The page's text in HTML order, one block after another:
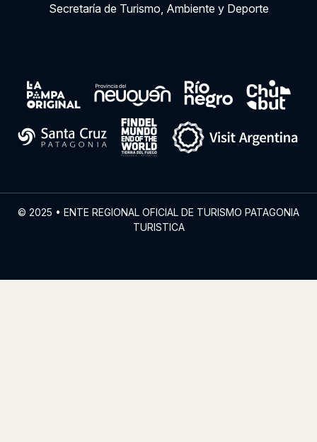
Secretaría de Turismo, Ambiente y Deporte
© 2025 • ENTE REGIONAL OFICIAL DE TURISMO PATAGONIA
TURISTICA